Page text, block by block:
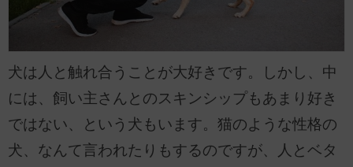
犬は人と触れ合うことが大好きです。しかし、中
には、飼い主さんとのスキンシップもあまり好き
ではない、という犬もいます。猫のような性格の
犬、なんて言われたりもするのですが、人とベタ